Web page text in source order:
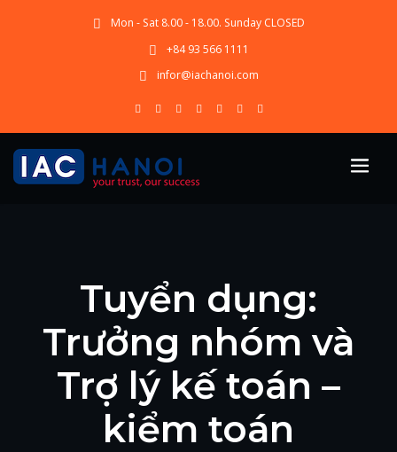
Mon - Sat 8.00 - 18.00. Sunday CLOSED
+84 93 566 1111
infor@iachanoi.com
Tuyển dụng:
Trưởng nhóm và
Trợ lý kế toán –
kiểm toán